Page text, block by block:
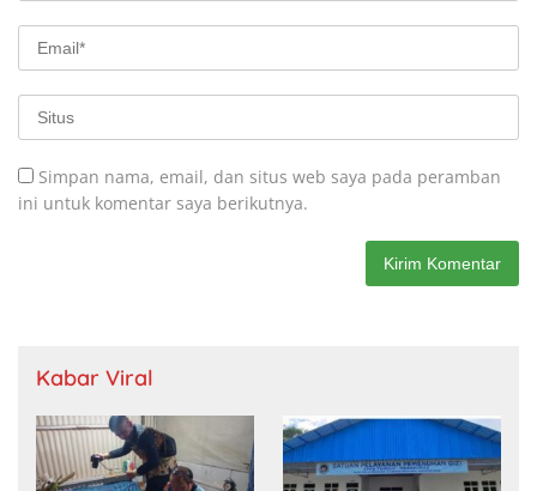
Simpan nama, email, dan situs web saya pada peramban
ini untuk komentar saya berikutnya.
Kabar Viral